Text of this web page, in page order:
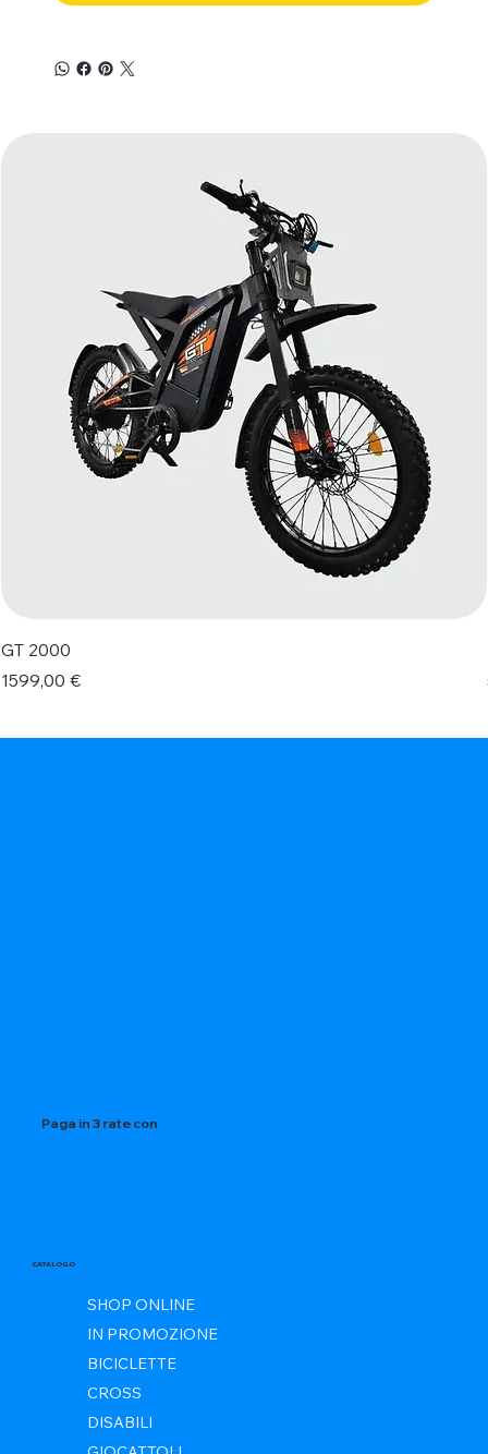
GT 2000
Prezzo
1599,00 €
Paga in 3 rate con
CATALOGO
SHOP ONLINE
IN PROMOZIONE
BICICLETTE
CROSS
DISABILI